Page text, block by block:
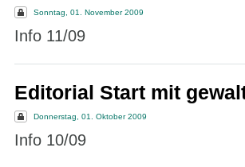
Sonntag, 01. November 2009
Info 11/09
Editorial Start mit
Donnerstag, 01. Oktober 2009
Info 10/09